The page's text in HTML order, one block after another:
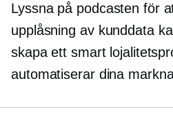
Lyssna på podcasten för
upplåsning av kunddata
skapa ett smart
automatiserar dina